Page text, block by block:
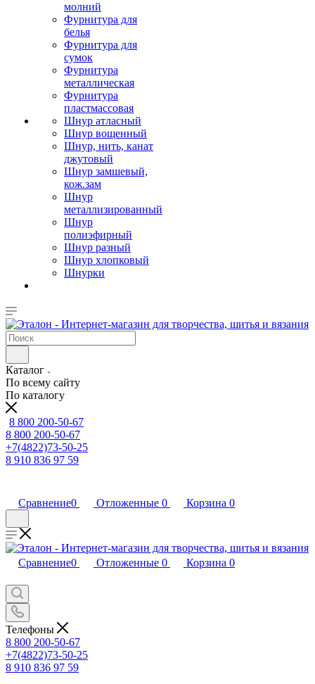
молний
Фурнитура для
белья
Фурнитура для
сумок
Фурнитура
металлическая
Фурнитура
пластмассовая
Шнур атласный
Шнур вощенный
Шнур, нить, канат
джутовый
Шнур замшевый,
кож.зам
Шнур
металлизированный
Шнур
полиэфирный
Шнур разный
Шнур хлопковый
Шнурки
Каталог
По всему сайту
По каталогу
8 800 200-50-67
8 800 200-50-67
+7(4822)73-50-25
8 910 836 97 59
Сравнение0 Отложенные 0 Корзина 0
Сравнение0 Отложенные 0 Корзина 0
Телефоны
8 800 200-50-67
+7(4822)73-50-25
8 910 836 97 59